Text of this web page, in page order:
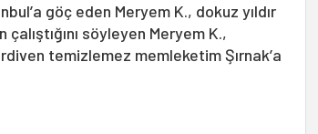
göç eden Meryem K., dokuz yıldır
söyleyen Meryem K.,
temizlemez memleketim Şırnak’a